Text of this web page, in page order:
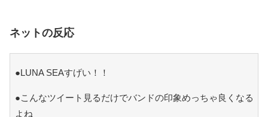
ネットの反応
●LUNA SEAすげい！！
●こんなツイート見るだけでバンドの印象めっちゃ良くなる
よね